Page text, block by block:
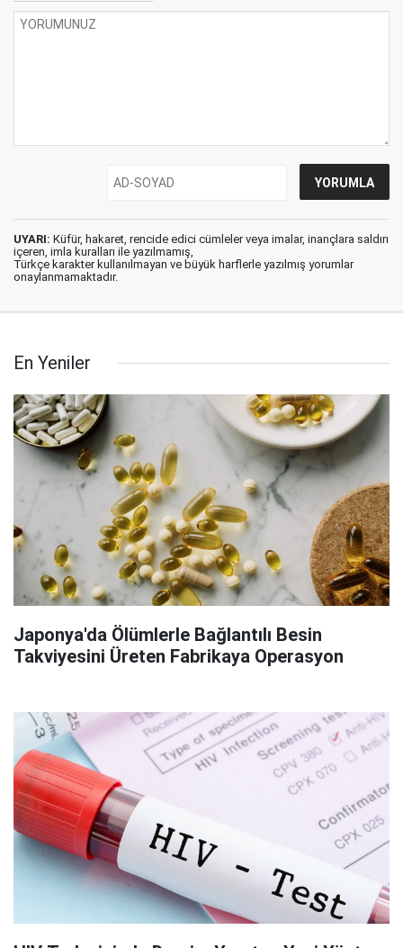
UYARI: Küfür, hakaret, rencide edici cümleler veya imalar, inançlara saldırı
içeren, imla kuralları ile yazılmamış,
Türkçe karakter kullanılmayan ve büyük harflerle yazılmış yorumlar
onaylanmamaktadır.
En Yeniler
Japonya'da Ölümlerle Bağlantılı Besin
Takviyesini Üreten Fabrikaya Operasyon